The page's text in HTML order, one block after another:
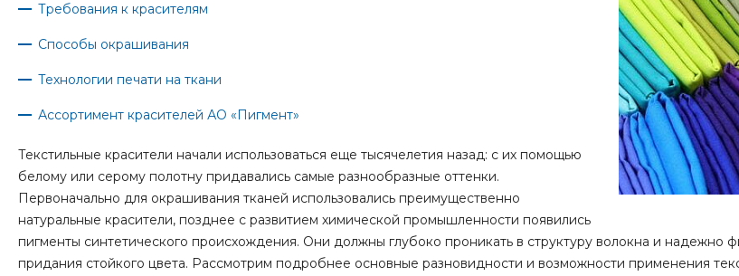
Требования к красителям
Способы окрашивания
Технологии печати на ткани
Ассортимент красителей АО «Пигмент»
Текстильные красители начали использоваться еще тысячелетия назад: с их помощью
белому или серому полотну придавались самые разнообразные оттенки.
Первоначально для окрашивания тканей использовались преимущественно
натуральные красители, позднее с развитием химической промышленности появились
пигменты синтетического происхождения. Они должны глубоко проникать в структуру волокна и надежно
придания стойкого цвета. Рассмотрим подробнее основные разновидности и возможности применения